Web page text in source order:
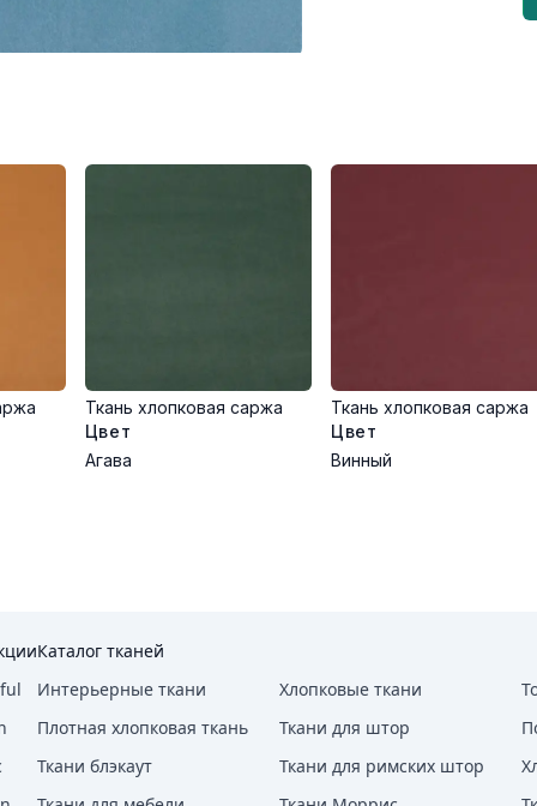
Ткань хлопковая саржа
Цвет
Агава
Ткань хлопковая саржа
Цвет
Винный
Каталог тканей
Интерьерные ткани
Хлопковые ткани
Плотная хлопковая ткань
Ткани для штор
Ткани блэкаут
Ткани для римских штор